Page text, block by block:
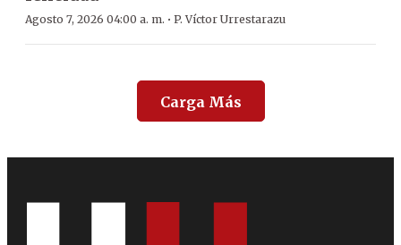
Agosto 7, 2026 04:00 a. m. · P. Víctor Urrestarazu
Carga Más